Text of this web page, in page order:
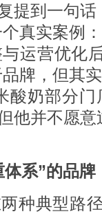
到一句话
真实案例
运营优化
品牌，但其
酸奶部分
他并不愿
系”的品牌
典型路径